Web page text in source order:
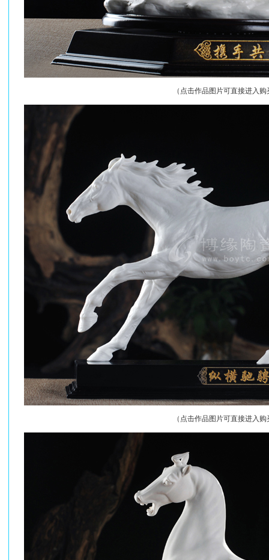
（点击作品图片可直接进入
（点击作品图片可直接进入